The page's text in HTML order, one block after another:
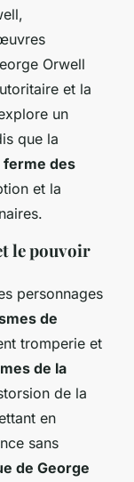
Orwell
et la
un
que la
ferme des
et la
le pouvoir
personnages
de
tromperie et
de la
de la
en
sans
de George